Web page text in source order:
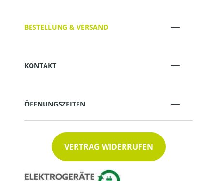
BESTELLUNG & VERSAND
KONTAKT
ÖFFNUNGSZEITEN
VERTRAG WIDERRUFEN